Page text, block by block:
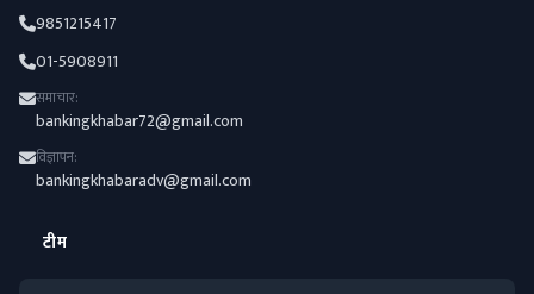
9851215417
01-5908911
समाचार:
bankingkhabar72@gmail.com
विज्ञापन:
bankingkhabaradv@gmail.com
टीम